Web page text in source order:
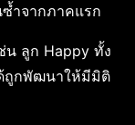
ำจากภาคแรก
น ลูก Happy ทั้ง
ถูกพัฒนาให้มีมิติ